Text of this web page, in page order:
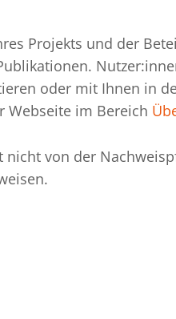
Projekts und der
oder mit Ihnen in
Webseite im Bereich
nicht von der